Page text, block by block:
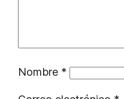
Nombre *